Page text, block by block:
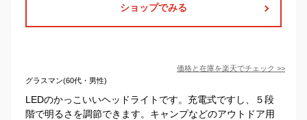
ショップでみる
価格と在庫を楽天でチェック >>
グラスマン(60代・男性)
LEDのかっこいいヘッドライトです。充電式ですし、５段
階で明るさを調節できます。キャンプなどのアウトドア用